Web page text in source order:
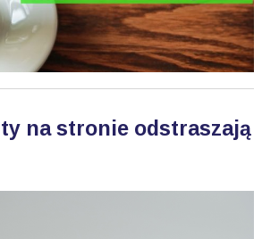
na stronie odstraszają